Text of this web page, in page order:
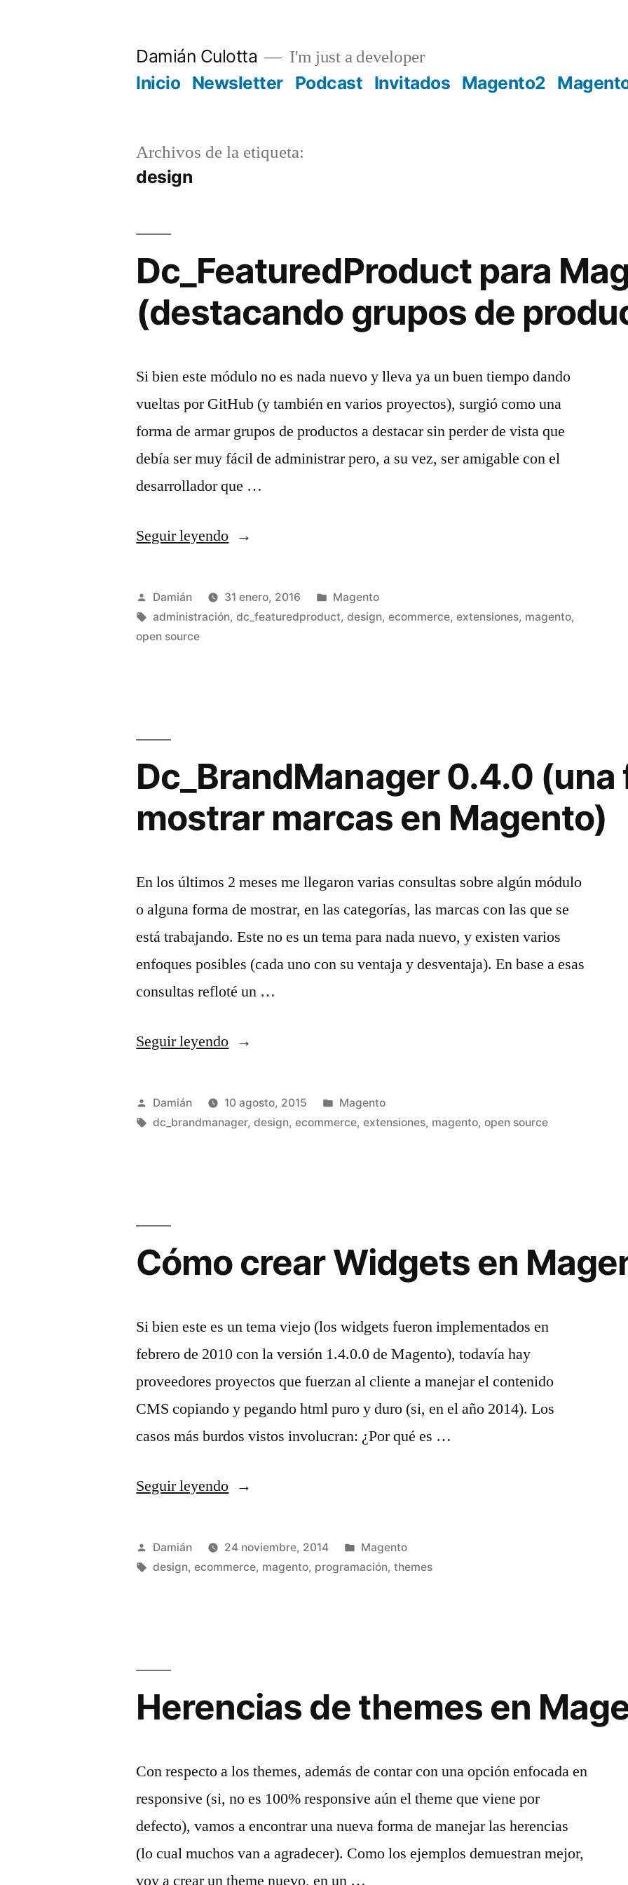
Damián Culotta I'm just a developer
Inicio Newsletter Podcast Invitados Magento2
Archivos de la etiqueta:
design
Dc_FeaturedProduct para
(destacando grupos de
Si bien este módulo no es nada nuevo y lleva ya un buen tiempo dando
vueltas por GitHub (y también en varios proyectos), surgió como una
forma de armar grupos de productos a destacar sin perder de vista que
debía ser muy fácil de administrar pero, a su vez, ser amigable con el
desarrollador que …
Seguir leyendo«Dc_FeaturedProduct
Magento
(destacando
Publicado
por
Damián 31 enero, 2016
Publicado
en
Magento
Etiquetas:
administración,dc_featuredproduct,design,ecommerce,extensiones, magento,
open source
Dc_BrandManager 0.4.0 (una
mostrar marcas en Magento)
En los últimos 2 meses me llegaron varias consultas sobre algún módulo
o alguna forma de mostrar, en las categorías, las marcas con las que se
está trabajando. Este no es un tema para nada nuevo, y existen varios
enfoques posibles (cada uno con su ventaja y desventaja). En base a esas
consultas refloté un …
Seguir leyendo«Dc_BrandManager
(una
forma
Magento)»
Publicado
por
Damián 10 agosto, 2015
Publicado
en
Magento
Etiquetas:
dc_brandmanager,design,ecommerce,extensiones, magento,open source
Cómo crear Widgets en
Si bien este es un tema viejo (los widgets fueron implementados en
febrero de 2010 con la versión 1.4.0.0 de Magento), todavía hay
proveedores proyectos que fuerzan al cliente a manejar el contenido
CMS copiando y pegando html puro y duro (si, en el año 2014). Los
casos más burdos vistos involucran: ¿Por qué es …
Seguir leyendo«Cómo
Widgets
en
Publicado
por
Damián 24 noviembre, 2014
Publicado
en
Magento
Etiquetas:
design,ecommerce, magento, programación,themes
Herencias de themes en
Con respecto a los themes, además de contar con una opción enfocada en
responsive (si, no es 100% responsive aún el theme que viene por
defecto), vamos a encontrar una nueva forma de manejar las herencias
(lo cual muchos van a agradecer). Como los ejemplos demuestran mejor,
voy a crear un theme nuevo, en un …